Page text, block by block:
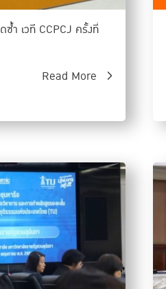
ำ เวที CCPCJ ครั้งที่
Read More